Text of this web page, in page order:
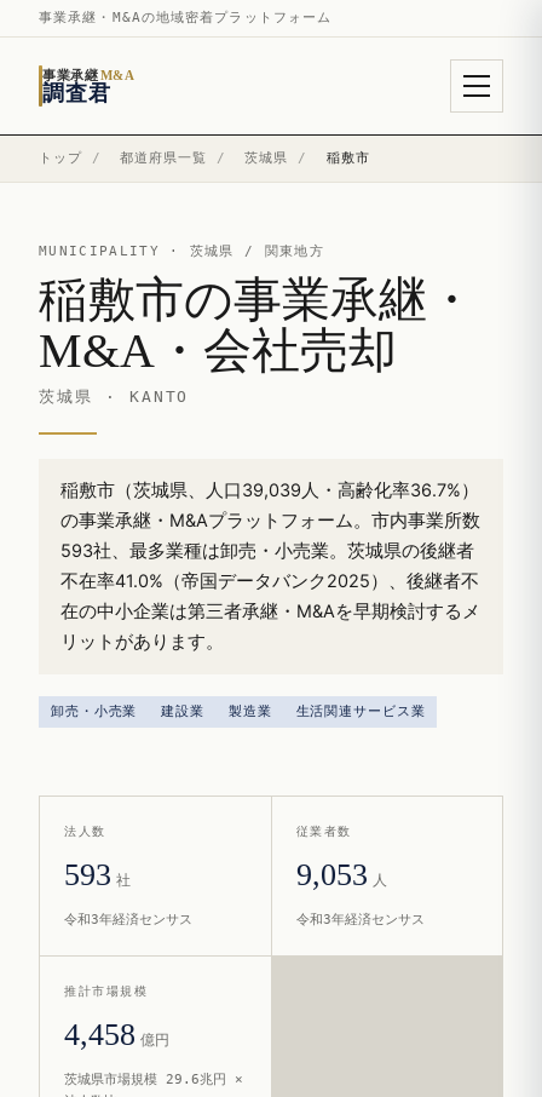
事業承継・M&Aの地域密着プラットフォーム
事業承継M&A
調査君
トップ / 都道府県一覧 / 茨城県 / 稲敷市
MUNICIPALITY · 茨城県 / 関東地方
稲敷市の事業承継・
M&A・会社売却
茨城県 · KANTO
稲敷市（茨城県、人口39,039人・高齢化率36.7%）
の事業承継・M&Aプラットフォーム。市内事業所数
593社、最多業種は卸売・小売業。茨城県の後継者
不在率41.0%（帝国データバンク2025）、後継者不
在の中小企業は第三者承継・M&Aを早期検討するメ
リットがあります。
卸売・小売業 建設業 製造業 生活関連サービス業
法人数
593 社
令和3年経済センサス
従業者数
9,053 人
令和3年経済センサス
推計市場規模
4,458 億円
茨城県市場規模 29.6兆円 ×